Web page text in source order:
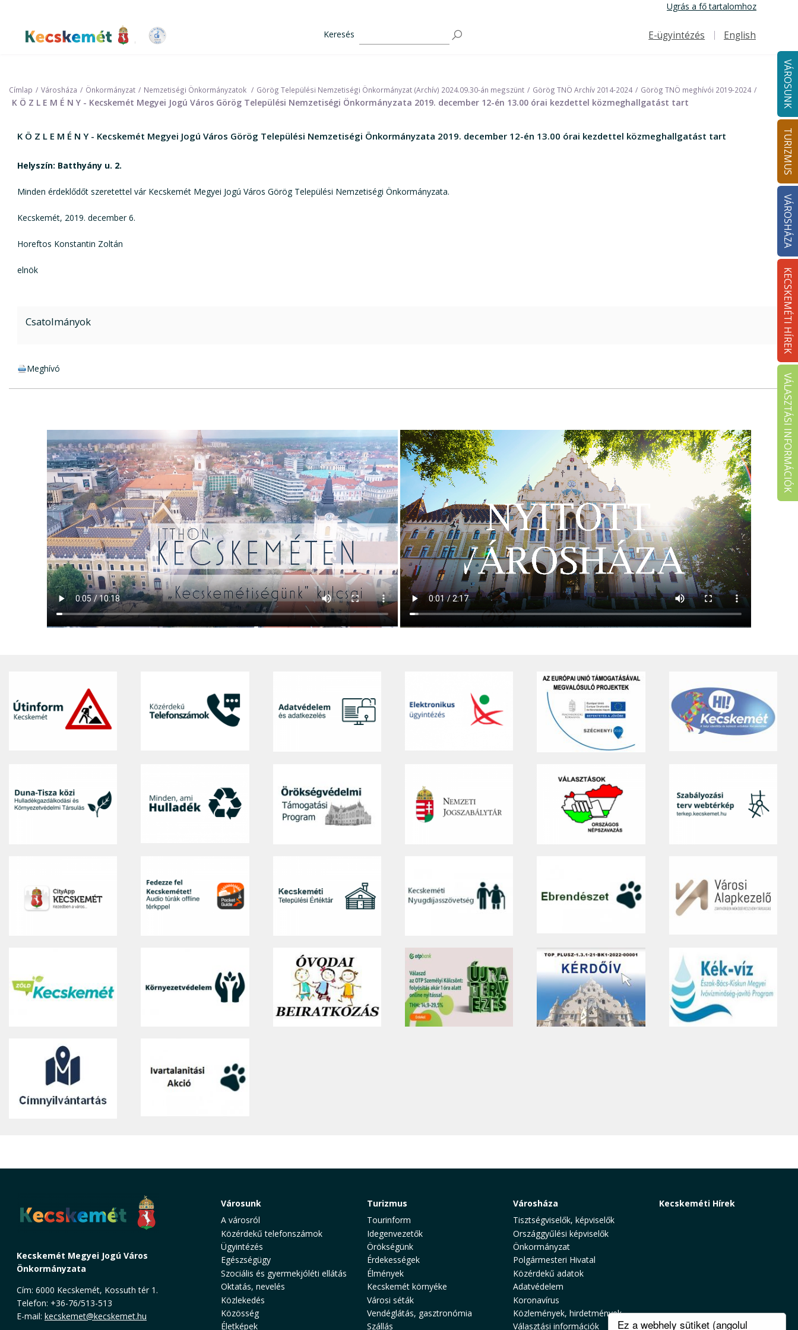
Ez a webhely sütiket (angolul
tartalomra
Ugrás a fő tartalomhoz
Kecskemét Város Honlapja
Keresés
Felső navigáció
E-ügyintézés English
VÁROSUNK
TURIZMUS
VÁROSHÁZA
KECSKEMÉTI HÍREK
VÁLASZTÁSI INFORMÁCIÓK
Címlap Városháza Önkormányzat Nemzetiségi Önkormányzatok Görög Települési Nemzetiségi Önkormányzat (Archív) 2024.09.30-án megszünt Görög TNÖ Archív 2014-2024 Görög TNÖ meghívói 2019-2024
K Ö Z L E M É N Y - Kecskemét Megyei Jogú Város Görög Települési Nemzetiségi Önkormányzata 2019. december 12-én 13.00 órai kezdettel közmeghallgatást tart
K Ö Z L E M É N Y - Kecskemét Megyei Jogú Város Görög Települési Nemzetiségi Önkormányzata 2019. december 12-én 13.00 órai kezdettel közmeghallgatást tart
Helyszín: Batthyány u. 2.
Minden érdeklődőt szeretettel vár Kecskemét Megyei Jogú Város Görög Települési Nemzetiségi Önkormányzata.
Kecskemét, 2019. december 6.
Horeftos Konstantin Zoltán
elnök
Csatolmányok
docx csatolmány:
Meghívó
Kecskemét Megyei Jogú Város
Önkormányzata
Cím: 6000 Kecskemét, Kossuth tér 1.
Telefon: +36-76/513-513
E-mail: kecskemet@kecskemet.hu
Városunk
A városról
Közérdekű telefonszámok
Ügyintézés
Egészségügy
Szociális és gyermekjóléti ellátás
Oktatás, nevelés
Közlekedés
Közösség
Életképek
Turizmus
Tourinform
Idegenvezetők
Örökségünk
Érdekességek
Élmények
Kecskemét környéke
Városi séták
Vendéglátás, gasztronómia
Szállás
Városháza
Tisztségviselők, képviselők
Országgyűlési képviselők
Önkormányzat
Polgármesteri Hivatal
Közérdekű adatok
Adatvédelem
Koronavírus
Közlemények, hirdetmények
Választási információk
Kecskeméti Hírek